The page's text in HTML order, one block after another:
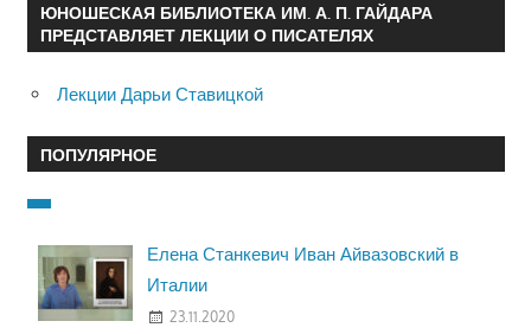
ЮНОШЕСКАЯ БИБЛИОТЕКА ИМ. А. П. ГАЙДАРА
ПРЕДСТАВЛЯЕТ ЛЕКЦИИ О ПИСАТЕЛЯХ
Лекции Дарьи Ставицкой
ПОПУЛЯРНОЕ
Елена Станкевич Иван Айвазовский в
Италии
23.11.2020